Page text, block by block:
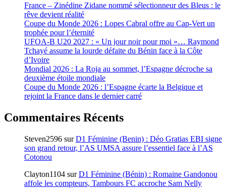
France – Zinédine Zidane nommé sélectionneur des Bleus : le
rêve devient réalité
Coupe du Monde 2026 : Lopes Cabral offre au Cap-Vert un
trophée pour l’éternité
UFOA-B U20 2027 : « Un jour noir pour moi »… Raymond
Tchayé assume la lourde défaite du Bénin face à la Côte
d’Ivoire
Mondial 2026 : La Roja au sommet, l’Espagne décroche sa
deuxième étoile mondiale
Coupe du Monde 2026 : l’Espagne écarte la Belgique et
rejoint la France dans le dernier carré
Commentaires Récents
Steven2596 surD1 Féminine (Benin) : Déo Gratias EBI signe
son grand retour, l’AS UMSA assure l’essentiel face à l’AS
Cotonou
Clayton1104 surD1 Féminine (Bénin) : Romaine Gandonou
affole les compteurs, Tambours FC accroche Sam Nelly